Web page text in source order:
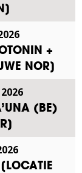
+
NOR]
2026
(BE)